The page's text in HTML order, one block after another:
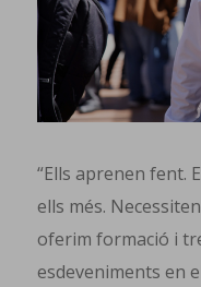
“Ells aprenen fent.
ells més.
oferim formació i
esdeveniments en